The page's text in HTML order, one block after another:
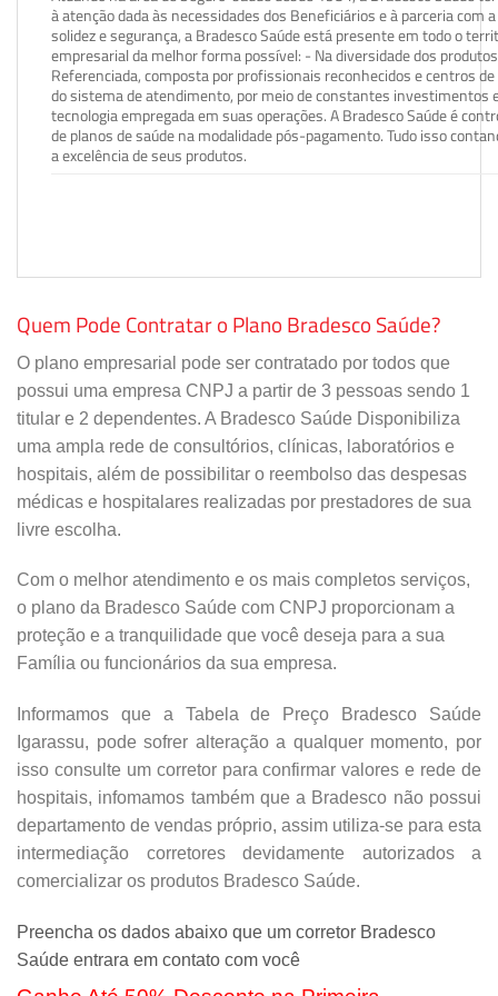
à atenção dada às necessidades dos Beneficiários e à parceria com
solidez e segurança, a Bradesco Saúde está presente em todo o
empresarial da melhor forma possível: - Na diversidade dos
Referenciada, composta por profissionais reconhecidos e centros
do sistema de atendimento, por meio de constantes investimentos
tecnologia empregada em suas operações. A Bradesco Saúde é
de planos de saúde na modalidade pós-pagamento. Tudo isso
a excelência de seus produtos.
Quem Pode Contratar o Plano Bradesco Saúde?
O plano empresarial pode ser contratado por todos que
possui uma empresa CNPJ a partir de 3 pessoas sendo 1
titular e 2 dependentes. A Bradesco Saúde Disponibiliza
uma ampla rede de consultórios, clínicas, laboratórios e
hospitais, além de possibilitar o reembolso das despesas
médicas e hospitalares realizadas por prestadores de sua
livre escolha.
Com o melhor atendimento e os mais completos serviços,
o plano da Bradesco Saúde com CNPJ proporcionam a
proteção e a tranquilidade que você deseja para a sua
Família ou funcionários da sua empresa.
Informamos que a Tabela de Preço Bradesco Saúde
Igarassu, pode sofrer alteração a qualquer momento, por
isso consulte um corretor para confirmar valores e rede de
hospitais, infomamos também que a Bradesco não possui
departamento de vendas próprio, assim utiliza-se para esta
intermediação corretores devidamente autorizados a
comercializar os produtos Bradesco Saúde.
Preencha os dados abaixo que um corretor Bradesco
Saúde entrara em contato com você